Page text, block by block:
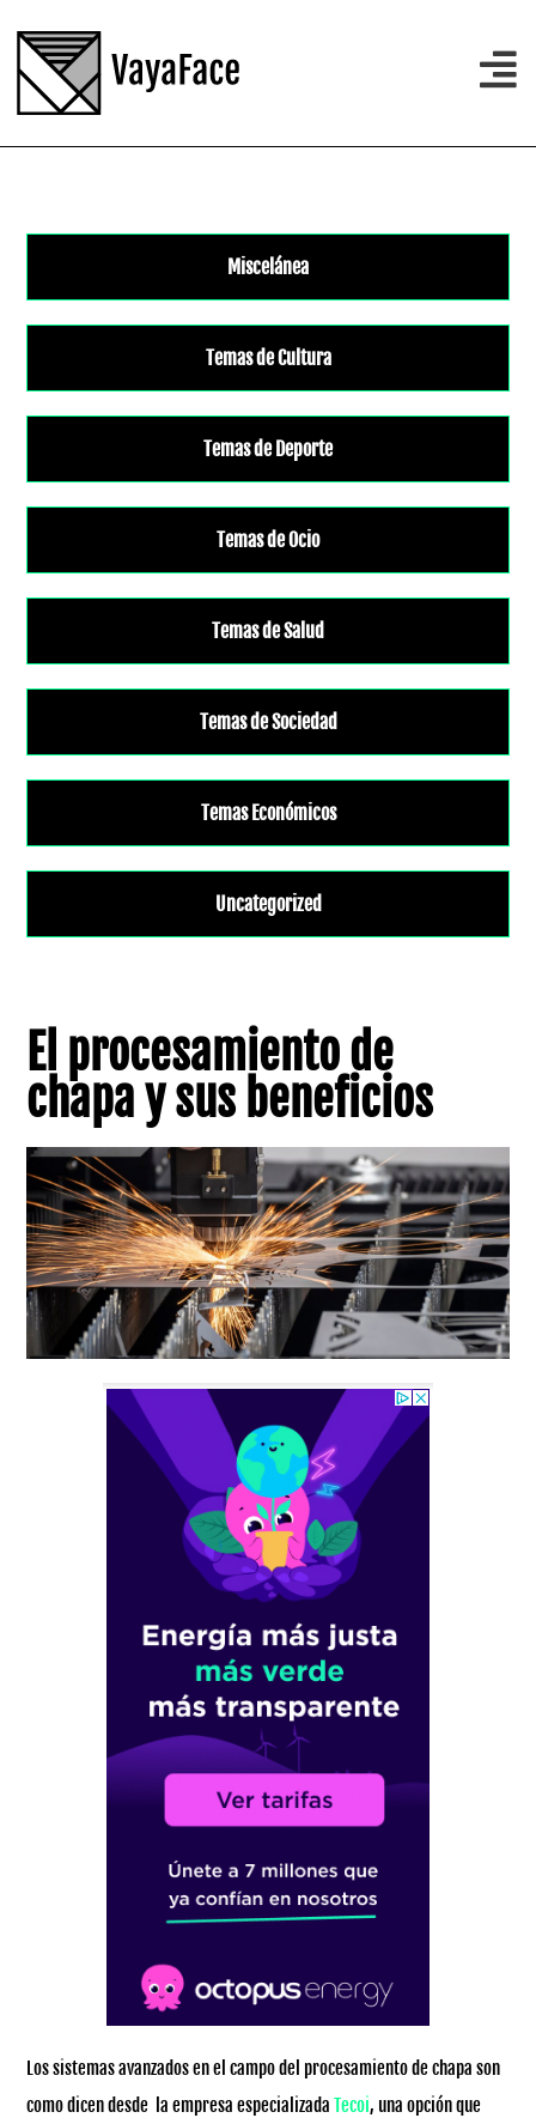
Miscelánea
Temas de Cultura
Temas de Deporte
Temas de Ocio
Temas de Salud
Temas de Sociedad
Temas Económicos
Uncategorized
El procesamiento de
chapa y sus beneficios
Los sistemas avanzados en el campo del procesamiento de chapa son
como dicen desde la empresa especializadaTecoi, una opción que